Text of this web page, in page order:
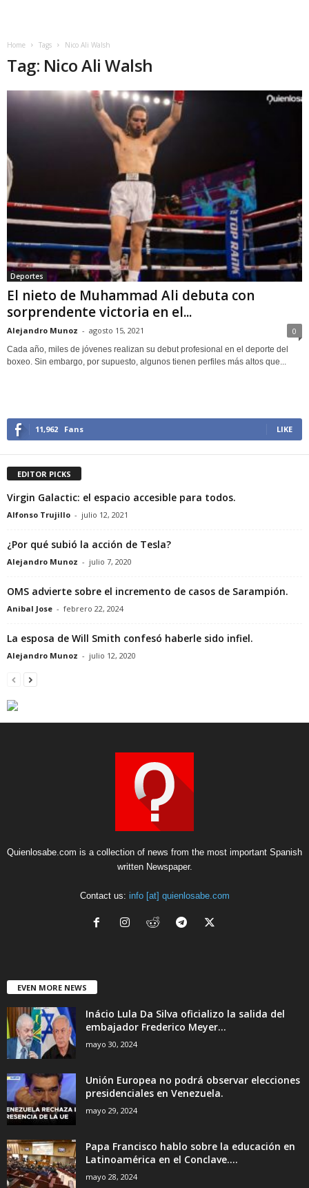
Home Tags Nico Ali Walsh
Tag: Nico Ali Walsh
Deportes
El nieto de Muhammad Ali debuta con
sorprendente victoria en el...
Alejandro Munoz - agosto 15, 2021 0
Cada año, miles de jóvenes realizan su debut profesional en el deporte del
boxeo. Sin embargo, por supuesto, algunos tienen perfiles más altos que...
11,962 Fans LIKE
EDITOR PICKS
Virgin Galactic: el espacio accesible para todos.
Alfonso Trujillo - julio 12, 2021
¿Por qué subió la acción de Tesla?
Alejandro Munoz - julio 7, 2020
OMS advierte sobre el incremento de casos de Sarampión.
Anibal Jose - febrero 22, 2024
La esposa de Will Smith confesó haberle sido infiel.
Alejandro Munoz - julio 12, 2020
Quienlosabe.com is a collection of news from the most important Spanish
written Newspaper.
Contact us: info [at] quienlosabe.com
EVEN MORE NEWS
Inácio Lula Da Silva oficializo la salida del
embajador Frederico Meyer...
mayo 30, 2024
Unión Europea no podrá observar elecciones
presidenciales en Venezuela.
mayo 29, 2024
Papa Francisco hablo sobre la educación en
Latinoamérica en el Conclave....
mayo 28, 2024